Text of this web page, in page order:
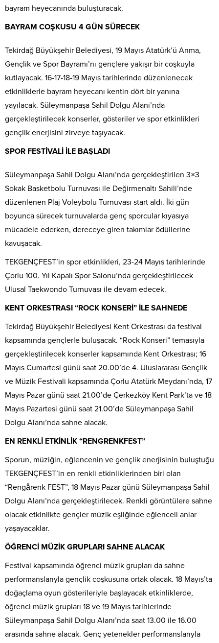
bayram heyecanında buluşturacak.
BAYRAM COŞKUSU 4 GÜN SÜRECEK
Tekirdağ Büyükşehir Belediyesi, 19 Mayıs Atatürk’ü Anma,
Gençlik ve Spor Bayramı’nı gençlere yakışır bir coşkuyla
kutlayacak. 16-17-18-19 Mayıs tarihlerinde düzenlenecek
etkinliklerle bayram heyecanı kentin dört bir yanına
yayılacak. Süleymanpaşa Sahil Dolgu Alanı’nda
gerçekleştirilecek konserler, gösteriler ve spor etkinlikleri
gençlik enerjisini zirveye taşıyacak.
SPOR FESTİVALİ İLE BAŞLADI
Süleymanpaşa Sahil Dolgu Alanı’nda gerçekleştirilen 3×3
Sokak Basketbolu Turnuvası ile Değirmenaltı Sahili’nde
düzenlenen Plaj Voleybolu Turnuvası start aldı. İki gün
boyunca sürecek turnuvalarda genç sporcular kıyasıya
mücadele ederken, dereceye giren takımlar ödüllerine
kavuşacak.
TEKGENÇFEST’in spor etkinlikleri, 23-24 Mayıs tarihlerinde
Çorlu 100. Yıl Kapalı Spor Salonu’nda gerçekleştirilecek
Ulusal Taekwondo Turnuvası ile devam edecek.
KENT ORKESTRASI “ROCK KONSERİ” İLE SAHNEDE
Tekirdağ Büyükşehir Belediyesi Kent Orkestrası da festival
kapsamında gençlerle buluşacak. “Rock Konseri” temasıyla
gerçekleştirilecek konserler kapsamında Kent Orkestrası; 16
Mayıs Cumartesi günü saat 20.00’de 4. Uluslararası Gençlik
ve Müzik Festivali kapsamında Çorlu Atatürk Meydanı’nda, 17
Mayıs Pazar günü saat 21.00’de Çerkezköy Kent Park’ta ve 18
Mayıs Pazartesi günü saat 21.00’de Süleymanpaşa Sahil
Dolgu Alanı’nda sahne alacak.
EN RENKLİ ETKİNLİK “RENGRENKFEST”
Sporun, müziğin, eğlencenin ve gençlik enerjisinin buluştuğu
TEKGENÇFEST’in en renkli etkinliklerinden biri olan
“Rengârenk FEST”, 18 Mayıs Pazar günü Süleymanpaşa Sahil
Dolgu Alanı’nda gerçekleştirilecek. Renkli görüntülere sahne
olacak etkinlikte gençler müzik eşliğinde eğlenceli anlar
yaşayacaklar.
ÖĞRENCİ MÜZİK GRUPLARI SAHNE ALACAK
Festival kapsamında öğrenci müzik grupları da sahne
performanslarıyla gençlik coşkusuna ortak olacak. 18 Mayıs’ta
doğaçlama oyun gösterileriyle başlayacak etkinliklerde,
öğrenci müzik grupları 18 ve 19 Mayıs tarihlerinde
Süleymanpaşa Sahil Dolgu Alanı’nda saat 13.00 ile 16.00
arasında sahne alacak. Genç yetenekler performanslarıyla